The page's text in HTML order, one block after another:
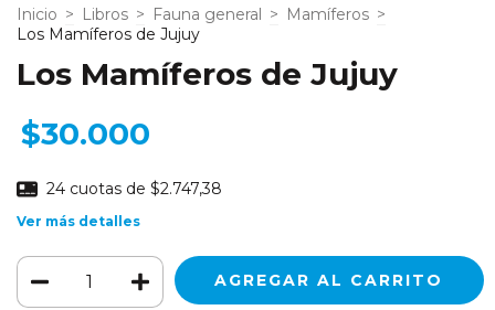
Inicio > Libros > Fauna general > Mamíferos >
Los Mamíferos de Jujuy
Los Mamíferos de Jujuy
$30.000
24 cuotas de $2.747,38
Ver más detalles